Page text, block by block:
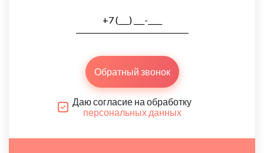
Обратный звонок
Даю согласие на обработку
персональных данных